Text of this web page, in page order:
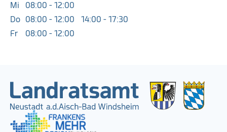
Mi
08:00 - 12:00
Do 08:00 - 12:00
14:00 - 17:30
Fr
08:00 - 12:00